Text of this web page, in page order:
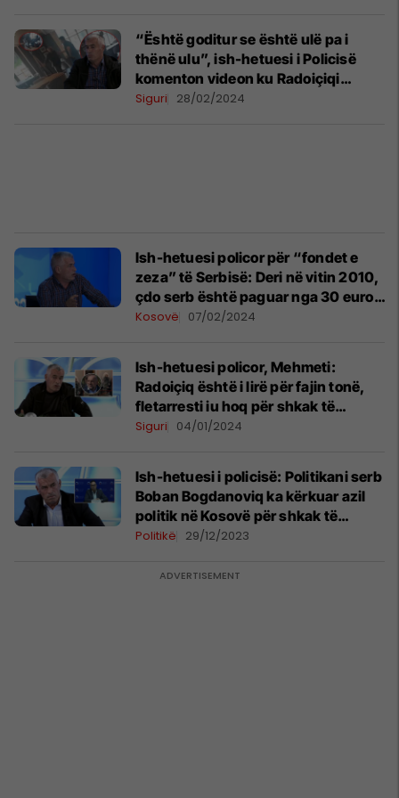
“Është goditur se është ulë pa i
thënë ulu”, ish-hetuesi i Policisë
komenton videon ku Radoiçiqi
grushton një person
Siguri 28/02/2024
Ish-hetuesi policor për “fondet e
zeza” të Serbisë: Deri në vitin 2010,
çdo serb është paguar nga 30 euro
për të protestuar
Kosovë 07/02/2024
Ish-hetuesi policor, Mehmeti:
Radoiçiq është i lirë për fajin tonë,
fletarresti iu hoq për shkak të
“karteleve të drogës”
Siguri 04/01/2024
Ish-hetuesi i policisë: Politikani serb
Boban Bogdanoviq ka kërkuar azil
politik në Kosovë për shkak të
Radoiçiqit
Politikë 29/12/2023